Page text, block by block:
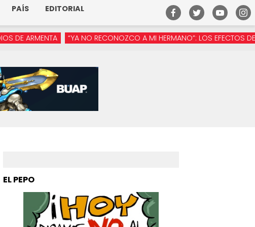
PAÍS
EDITORIAL
“YA NO RECONOZCO A MI HERMANO”: LOS EFECTOS DE LA MANÓSFERA
EL PEPO